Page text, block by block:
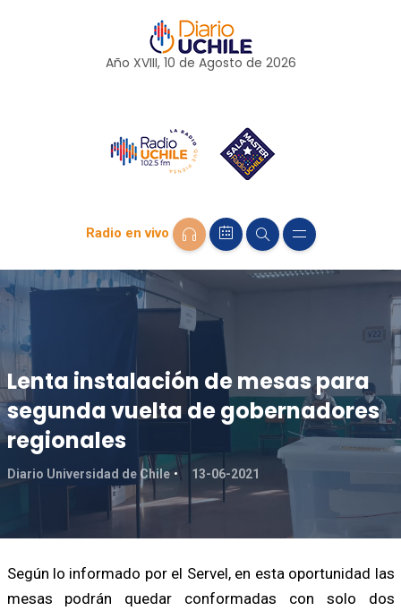
Año XVIII, 10 de Agosto de 2026
Radio en vivo
Lenta instalación de mesas para
segunda vuelta de gobernadores
regionales
Diario Universidad de Chile 13-06-2021
Según lo informado por el Servel, en esta oportunidad las
mesas podrán quedar conformadas con solo dos